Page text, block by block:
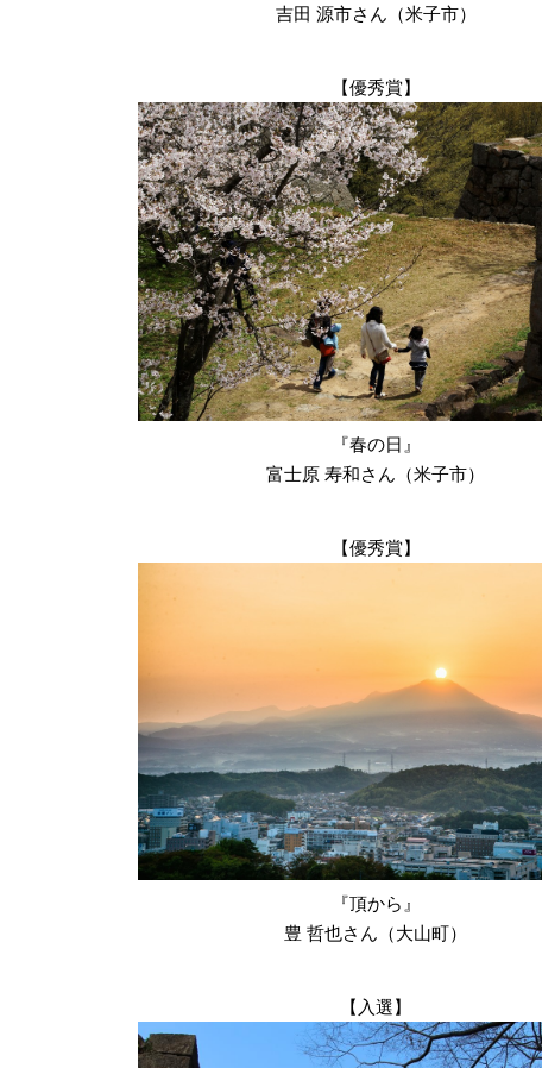
吉田 源市さん（米子市）
【優秀賞】
『春の日』
富士原 寿和さん（米子市）
【優秀賞】
『頂から』
豊 哲也さん（大山町）
【入選】